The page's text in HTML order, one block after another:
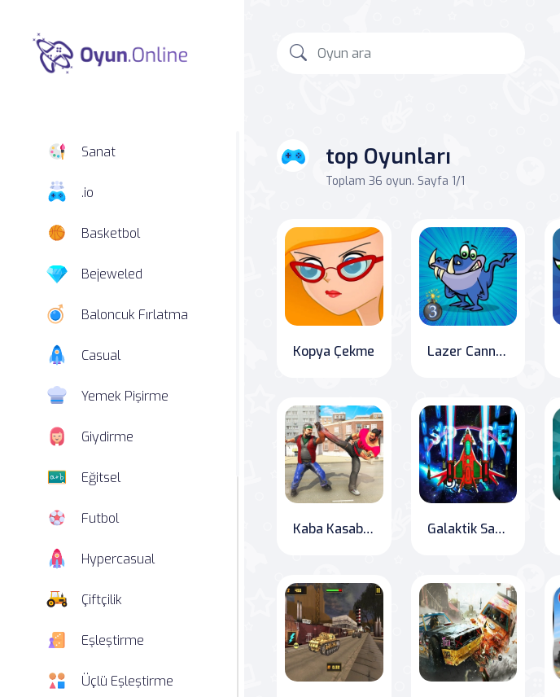
Sanat
.io
Basketbol
Bejeweled
Baloncuk Fırlatma
Casual
Yemek Pişirme
Giydirme
Eğitsel
Futbol
Hypercasual
Çiftçilik
Eşleştirme
Üçlü Eşleştirme
top Oyunları
Toplam 36 oyun. Sayfa 1/1
Kopya Çekme Lazer Cannon 3: Monster Mayhem
Kaba Kasabay: Fitness and Fighting in the Ring Galaktik Savunma Savaşı